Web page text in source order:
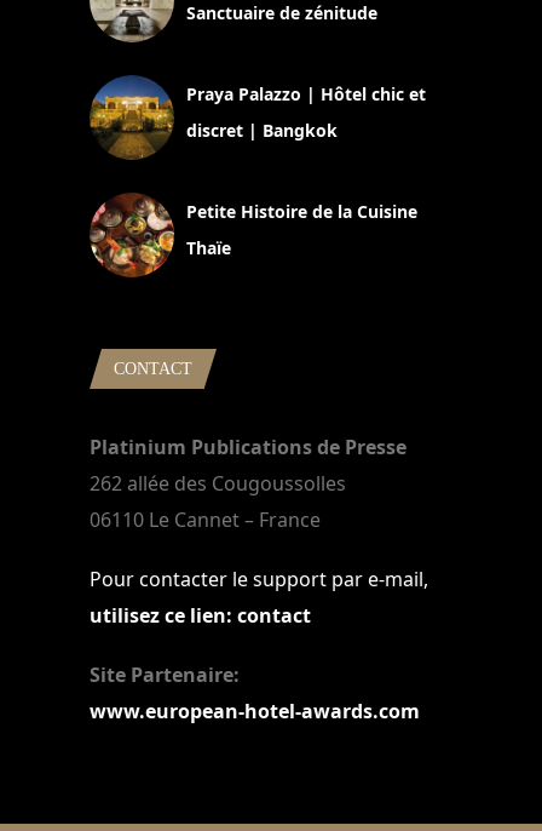
Sanctuaire de zénitude
Praya Palazzo | Hôtel chic et
discret | Bangkok
Petite Histoire de la Cuisine
Thaïe
CONTACT
Platinium Publications de Presse
262 allée des Cougoussolles
06110 Le Cannet – France
Pour contacter le support par e-mail,
utilisez ce lien: contact
Site Partenaire:
www.european-hotel-awards.com